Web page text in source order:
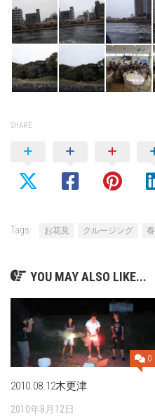
SHARE
Tags: お花見 クルージング 春
YOU MAY ALSO LIKE...
0
2010.08.12木更津
2010年8月12日